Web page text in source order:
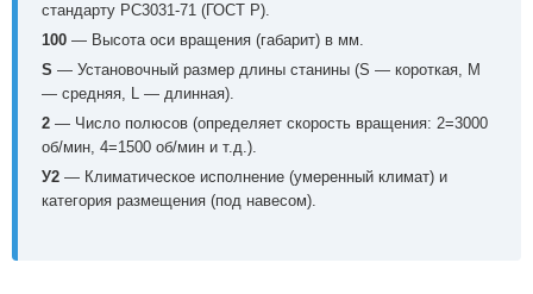
стандарту РС3031-71 (ГОСТ Р).
100 — Высота оси вращения (габарит) в мм.
S — Установочный размер длины станины (S — короткая, M
— средняя, L — длинная).
2 — Число полюсов (определяет скорость вращения: 2=3000
об/мин, 4=1500 об/мин и т.д.).
У2 — Климатическое исполнение (умеренный климат) и
категория размещения (под навесом).